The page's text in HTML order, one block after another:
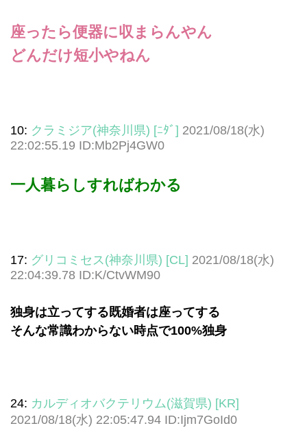
座ったら便器に収まらんやん
どんだけ短小やねん
10: クラミジア(神奈川県) [ﾆﾀﾞ] 2021/08/18(水)
22:02:55.19 ID:Mb2Pj4GW0
一人暮らしすればわかる
17: グリコミセス(神奈川県) [CL] 2021/08/18(水)
22:04:39.78 ID:K/CtvWM90
独身は立ってする既婚者は座ってする
そんな常識わからない時点で100%独身
24: カルディオバクテリウム(滋賀県) [KR]
2021/08/18(水) 22:05:47.94 ID:Ijm7GoId0